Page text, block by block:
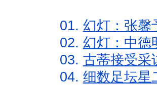
01. 幻灯：张馨
02. 幻灯：中德
03. 古蒂接受采
04. 细数足坛星